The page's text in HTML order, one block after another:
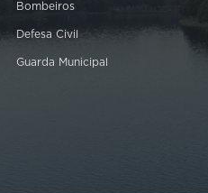
Bombeiros
Defesa Civil
Guarda Municipal